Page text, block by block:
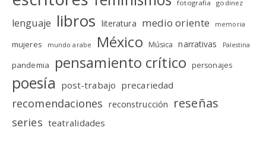
fotografia godinez
lenguaje libros literatura medio oriente memoria
mujeres mundo arabe México Música narrativas Palestina
pandemia pensamiento crítico personajes
poesía post-trabajo precariedad
recomendaciones reconstrucción reseñas
series teatralidades